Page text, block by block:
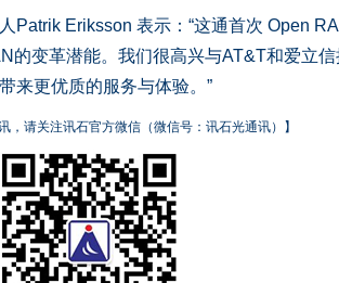
Eriksson 表示：“这通首次 Open
的变革潜能。我们很高兴与AT&T和爱立
来更优质的服务与体验。”
，请关注讯石官方微信（微信号：讯石光通讯）】